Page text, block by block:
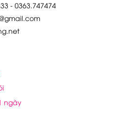
- 0363.747474
ngày